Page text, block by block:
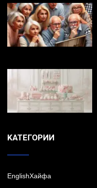
KАТЕГОРИИ
EnglishХайфа